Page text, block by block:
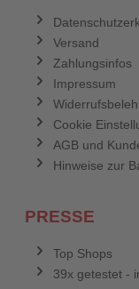
Versand
Zahlungsinfos
Impressum
Cookie
AGB und
Hinweise zur
PRESSE
Top Shops
39x getestet -